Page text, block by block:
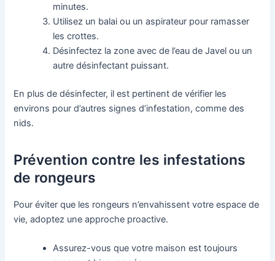
minutes.
Utilisez un balai ou un aspirateur pour ramasser
les crottes.
Désinfectez la zone avec de l’eau de Javel ou un
autre désinfectant puissant.
En plus de désinfecter, il est pertinent de vérifier les
environs pour d’autres signes d’infestation, comme des
nids.
Prévention contre les infestations
de rongeurs
Pour éviter que les rongeurs n’envahissent votre espace de
vie, adoptez une approche proactive.
Assurez-vous que votre maison est toujours